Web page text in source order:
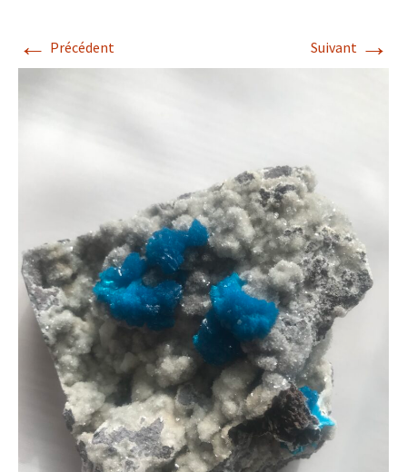
← Précédent Suivant →